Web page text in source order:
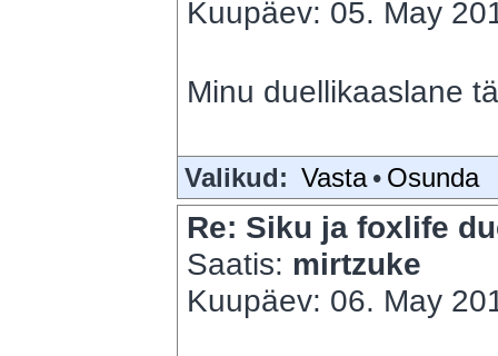
Kuupäev: 05. May
Minu duellikaaslane
Valikud: Vasta • Osunda
Re: Siku ja foxlife
Saatis: mirtzuke
Kuupäev: 06. May